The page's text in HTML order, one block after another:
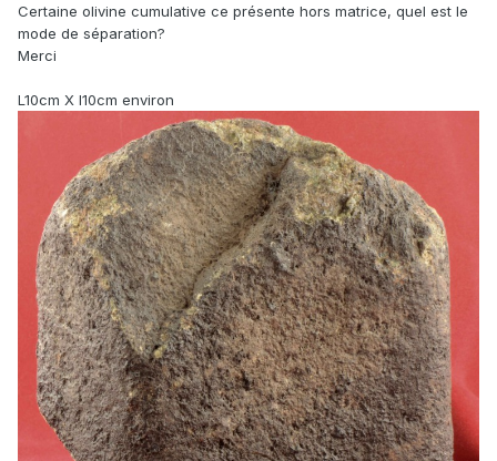
Certaine olivine cumulative ce présente hors matrice, quel est le
mode de séparation?
Merci
L10cm X l10cm environ